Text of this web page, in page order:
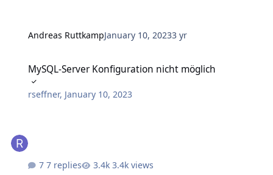
Andreas RuttkampJanuary 10, 20233 yr
MySQL-Server Konfiguration nicht möglich
rseffner, January 10, 2023
7 replies 3.4k views